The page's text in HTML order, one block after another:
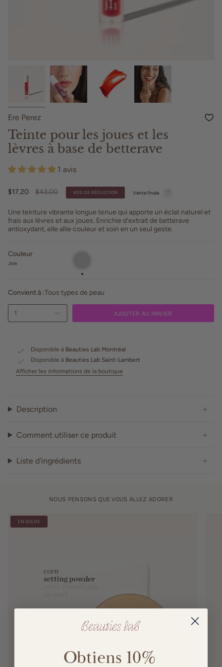
Ere Perez
Teinte pour les joues et les
lèvres à base de betterave
1 avis
$17.20
Prix
$43.00 60% DE RÉDUCTION Vente finale
Une teinture vibrante longue tenue qui apporte un éclat naturel et
frais aux lèvres et aux joues. Enrichie d'extrait de betterave
antioxydant, elle allie couleur et soin en un seul geste.
Couleur
Joie
Convient à :Tous types de peau
1 AJOUTER AU PANIER
Disponible à Beauties Lab Montréal
Disponible à Beauties Lab Saint-Lambert
Afficher les informations de la boutique
Description
Comment utiliser ce produit
Liste d'ingrédients
NOUS PENSONS QUE VOUS ALLEZ ADORER
EN SOLDE
Obtiens 10%